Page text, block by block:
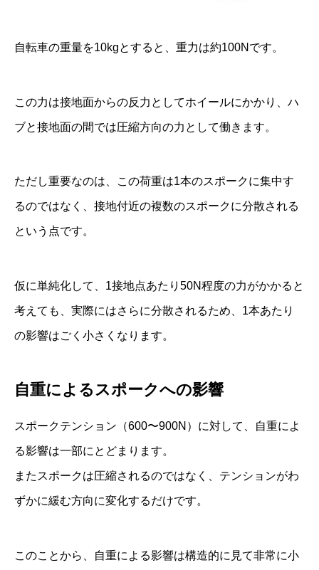
自転車の重量を10kgとすると、重力は約100Nです。
この力は接地面からの反力としてホイールにかかり、ハ
ブと接地面の間では圧縮方向の力として働きます。
ただし重要なのは、この荷重は1本のスポークに集中す
るのではなく、接地付近の複数のスポークに分散される
という点です。
仮に単純化して、1接地点あたり50N程度の力がかかると
考えても、実際にはさらに分散されるため、1本あたり
の影響はごく小さくなります。
自重によるスポークへの影響
スポークテンション（600〜900N）に対して、自重によ
る影響は一部にとどまります。
またスポークは圧縮されるのではなく、テンションがわ
ずかに緩む方向に変化するだけです。
このことから、自重による影響は構造的に見て非常に小